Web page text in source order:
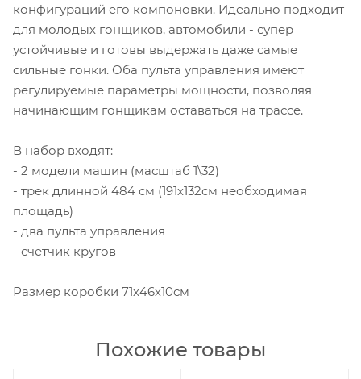
конфигураций его компоновки. Идеально подходит
для молодых гонщиков, автомобили - супер
устойчивые и готовы выдержать даже самые
сильные гонки. Оба пульта управления имеют
регулируемые параметры мощности, позволяя
начинающим гонщикам оставаться на трассе.
В набор входят:
- 2 модели машин (масштаб 1\32)
- трек длинной 484 см (191х132см необходимая
площадь)
- два пульта управления
- счетчик кругов
Размер коробки 71х46х10см
Похожие товары